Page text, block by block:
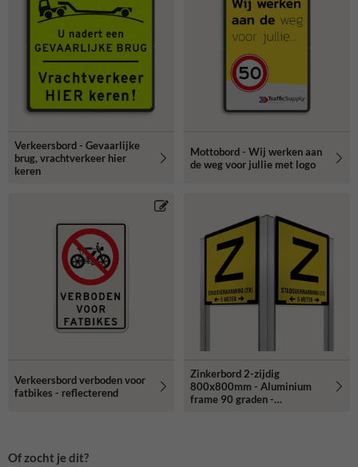
Verkeersbord - Gevaarlijke
brug, vrachtverkeer hier
keren
Mottobord - Wij werken aan
de weg voor jullie met logo
Verkeersbord verboden voor
fatbikes - reflecterend
Zinkerbord 2-zijdig
800x800mm - Aluminium
frame 90 graden -
Of zocht je dit?